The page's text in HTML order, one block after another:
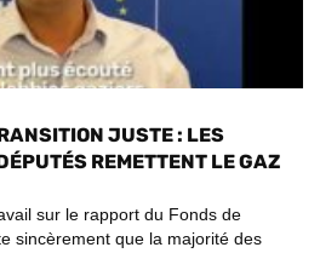
JUSTE : LES
REMETTENT LE GAZ
sur le rapport du Fonds de
sincèrement que la majorité des